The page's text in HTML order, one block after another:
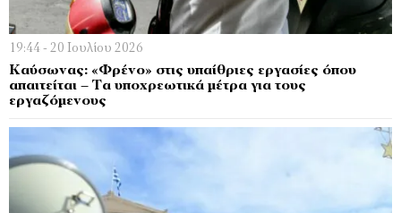
19:44 - 20 Ιουλίου 2026
Καύσωνας: «Φρένο» στις υπαίθριες εργασίες όπου
απαιτείται – Τα υποχρεωτικά μέτρα για τους
εργαζόμενους